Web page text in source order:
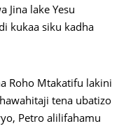
Jina lake Yesu
kukaa siku kadha
Roho Mtakatifu lakini
tena ubatizo
Petro alilifahamu